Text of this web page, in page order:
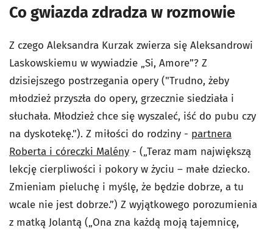
Co gwiazda zdradza w rozmowie
Z czego Aleksandra Kurzak zwierza się Aleksandrowi
Laskowskiemu w wywiadzie „Si, Amore”? Z
dzisiejszego postrzegania opery ("Trudno, żeby
młodzież przyszła do opery, grzecznie siedziała i
słuchała. Młodzież chce się wyszaleć, iść do pubu czy
na dyskotekę."). Z miłości do rodziny - partnera
Roberta i córeczki Malény - („Teraz mam największą
lekcję cierpliwości i pokory w życiu – małe dziecko.
Zmieniam pieluchę i myślę, że będzie dobrze, a tu
wcale nie jest dobrze.”) Z wyjątkowego porozumienia
z matką Jolantą („Ona zna każdą moją tajemnicę,